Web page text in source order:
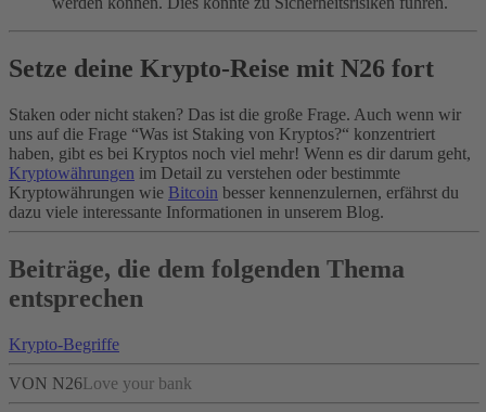
Setze deine Krypto-Reise mit N26 fort
Staken oder nicht staken? Das ist die große Frage. Auch wenn wir
uns auf die Frage “Was ist Staking von Kryptos?“ konzentriert
haben, gibt es bei Kryptos noch viel mehr! Wenn es dir darum geht,
Kryptowährungen im Detail zu verstehen oder bestimmte
Kryptowährungen wie Bitcoin besser kennenzulernen, erfährst du
dazu viele interessante Informationen in unserem Blog.
Beiträge, die dem folgenden Thema
entsprechen
Krypto-Begriffe
VON N26Love your bank